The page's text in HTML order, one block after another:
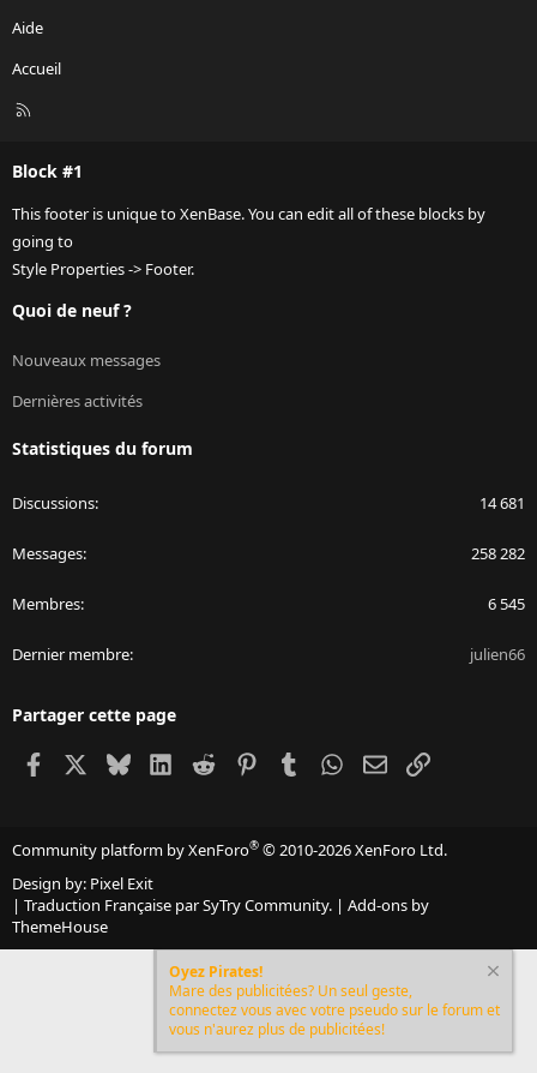
Aide
Accueil
R
Block #1
This footer is unique to XenBase. You can edit all of these blocks by
going to
Style Properties -> Footer.
Quoi de neuf ?
Nouveaux messages
Dernières activités
Statistiques du forum
Discussions 14 681
Messages 258 282
Membres 6 545
Dernier membre julien66
Partager cette page
Facebook BlueskyLinkedIn
Reddit PinterestTumblr WhatsApp
EmailLien
Community platform by XenForo® © 2010-2026 XenForo Ltd.
Design by: Pixel Exit
| Traduction Française par SyTry Community. | Add-ons by
ThemeHouse
Oyez Pirates!
Mare des publicitées? Un seul geste,
connectez vous avec votre pseudo sur le forum et
vous n'aurez plus de publicitées!